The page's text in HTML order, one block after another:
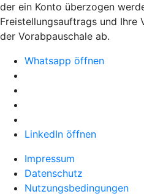
der ein Konto überzogen
Freistellungsauftrags und Ihre
der Vorabpauschale ab.
Whatsapp öffnen
LinkedIn öffnen
Impressum
Datenschutz
Nutzungsbedingungen